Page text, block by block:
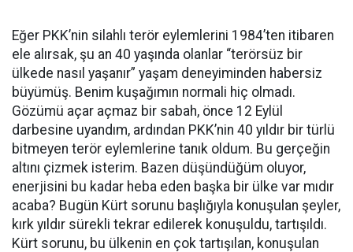
Eğer PKK’nin silahlı terör eylemlerini 1984’ten itibaren
ele alırsak, şu an 40 yaşında olanlar “terörsüz bir
ülkede nasıl yaşanır” yaşam deneyiminden habersiz
büyümüş. Benim kuşağımın normali hiç olmadı.
Gözümü açar açmaz bir sabah, önce 12 Eylül
darbesine uyandım, ardından PKK’nin 40 yıldır bir türlü
bitmeyen terör eylemlerine tanık oldum. Bu gerçeğin
altını çizmek isterim. Bazen düşündüğüm oluyor,
enerjisini bu kadar heba eden başka bir ülke var mıdır
acaba? Bugün Kürt sorunu başlığıyla konuşulan şeyler,
kırk yıldır sürekli tekrar edilerek konuşuldu, tartışıldı.
Kürt sorunu, bu ülkenin en çok tartışılan, konuşulan